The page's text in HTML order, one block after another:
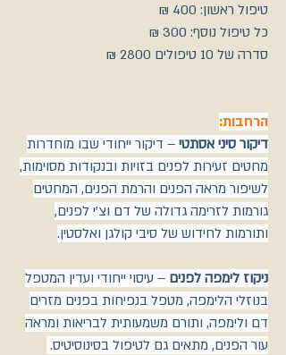
טיפול ראשון: 400 ₪
כל טיפול נוסף: 300 ₪
סדרה של 10 טיפולים 2800 ₪
הרחבות:
דיקור סיני אסתטי – דיקור ייחודי שבו מוחדרות
מחטים זעירות לפנים בזויות ובנקודות מסוימות,
לשיפור מראה הפנים והרמת הפנים, המחטים
גורמות לזרימה גדולה של דם וצ'י לפנים,
ותורמות לחידוש של סיבי קולגן ואלסטין.
ניקוז לימפה לפנים – עיסוי ייחודי ועדין המטפל
בנוזלי הלימפה, מטפל בנפיחות בפנים מזרים
דם ולימפה, ותורם משמעותית לבריאות ומראה
עור הפנים, מתאים גם לטיפול בסינוסיטיס.